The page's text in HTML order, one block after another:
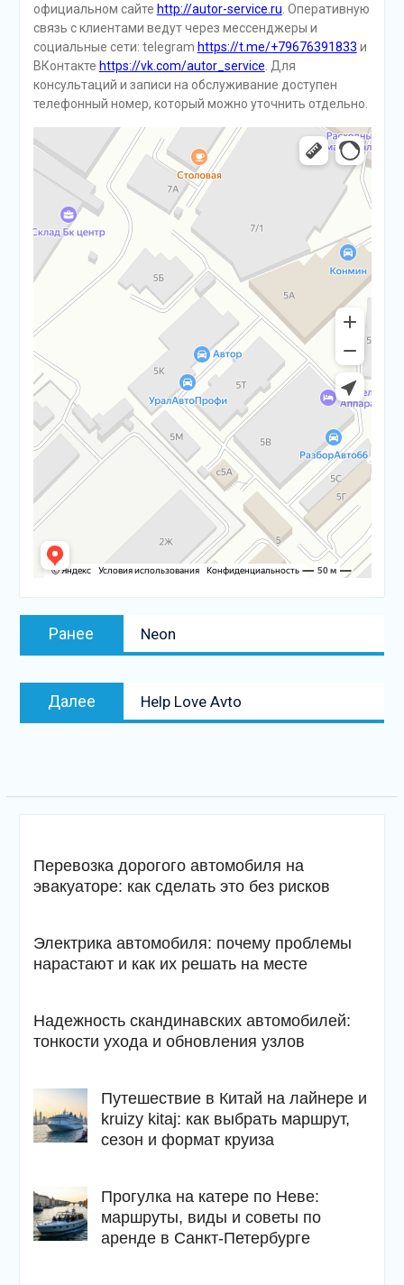
официальном сайте http://autor-service.ru. Оперативную
связь с клиентами ведут через мессенджеры и
социальные сети: telegram https://t.me/+79676391833 и
ВКонтакте https://vk.com/autor_service. Для
консультаций и записи на обслуживание доступен
телефонный номер, который можно уточнить отдельно.
Навигация
Ранее
Предыдущая
запись:
Neon
Далее
Следующая
запись
Help Love Avto
Перевозка дорогого автомобиля на
эвакуаторе: как сделать это без рисков
Электрика автомобиля: почему проблемы
нарастают и как их решать на месте
Надежность скандинавских автомобилей:
тонкости ухода и обновления узлов
Путешествие в Китай на лайнере и
kruizy kitaj: как выбрать маршрут,
сезон и формат круиза
Прогулка на катере по Неве:
маршруты, виды и советы по
аренде в Санкт-Петербурге